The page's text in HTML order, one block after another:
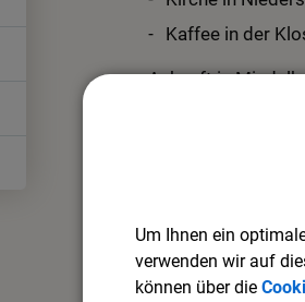
Kaffee in der
Ankunft in
Termine
Um Ihnen ein
verwenden wir auf
können über die